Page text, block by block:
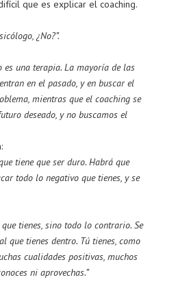
que es explicar el coaching.
¿No?”.
es una terapia. La mayoría de las
en el pasado, y en buscar el
mientras que el coaching se
deseado, y no buscamos el
tiene que ser duro. Habrá que
todo lo negativo que tienes, y se
tienes, sino todo lo contrario. Se
que tienes dentro. Tú tienes, como
cualidades positivas, muchos
ni aprovechas.”